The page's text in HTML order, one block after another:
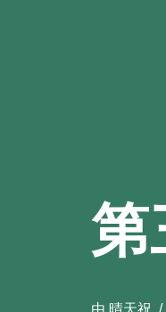
第
由 晴天祝